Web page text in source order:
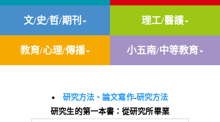
文/史/哲/期刊 理工/醫護
教育/心理/傳播 小五南/中等教育
研究方法、論文寫作-研究方法
研究生的第一本書：從研究所畢業